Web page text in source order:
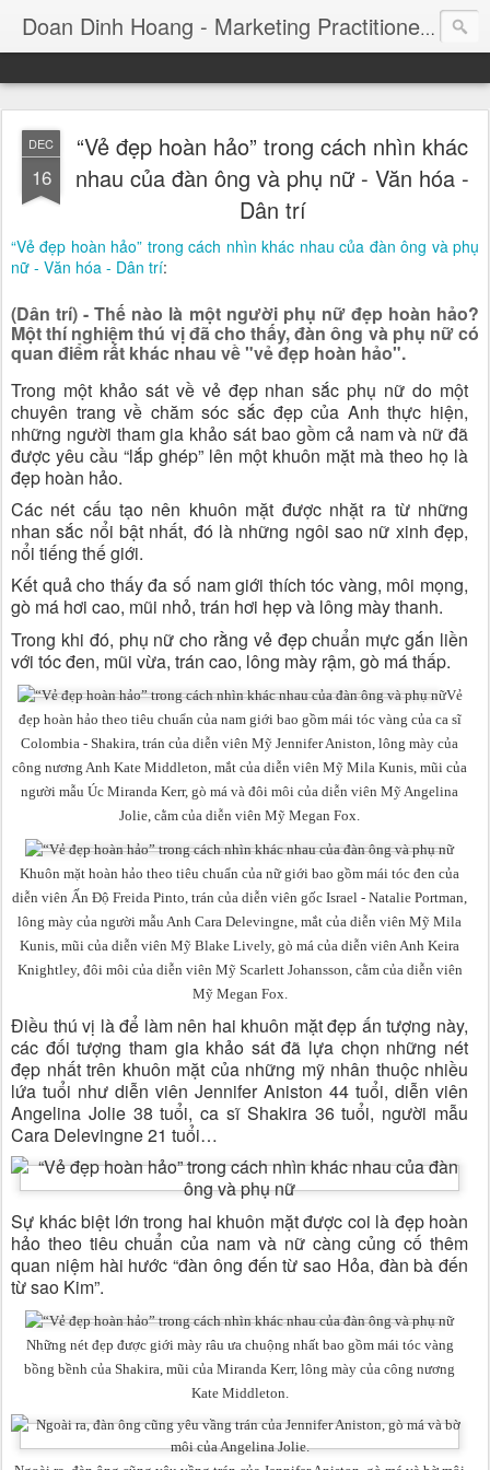
Doan Dinh Hoang - Marketing Practitioner
DEC
16
“Vẻ đẹp hoàn hảo” trong cách nhìn khác
nhau của đàn ông và phụ nữ - Văn hóa -
Dân trí
“Vẻ đẹp hoàn hảo” trong cách nhìn khác nhau của đàn ông và phụ
nữ - Văn hóa - Dân trí:
(Dân trí) - Thế nào là một người phụ nữ đẹp hoàn hảo?
Một thí nghiệm thú vị đã cho thấy, đàn ông và phụ nữ có
quan điểm rất khác nhau về "vẻ đẹp hoàn hảo".
Trong một khảo sát về vẻ đẹp nhan sắc phụ nữ do một
chuyên trang về chăm sóc sắc đẹp của Anh thực hiện,
những người tham gia khảo sát bao gồm cả nam và nữ đã
được yêu cầu “lắp ghép” lên một khuôn mặt mà theo họ là
đẹp hoàn hảo.
Các nét cấu tạo nên khuôn mặt được nhặt ra từ những
nhan sắc nổi bật nhất, đó là những ngôi sao nữ xinh đẹp,
nổi tiếng thế giới.
Kết quả cho thấy đa số nam giới thích tóc vàng, môi mọng,
gò má hơi cao, mũi nhỏ, trán hơi hẹp và lông mày thanh.
Trong khi đó, phụ nữ cho rằng vẻ đẹp chuẩn mực gắn liền
với tóc đen, mũi vừa, trán cao, lông mày rậm, gò má thấp.
Vẻ
đẹp hoàn hảo theo tiêu chuẩn của nam giới bao gồm mái tóc vàng của ca sĩ
Colombia - Shakira, trán của diễn viên Mỹ Jennifer Aniston, lông mày của
công nương Anh Kate Middleton, mắt của diễn viên Mỹ Mila Kunis, mũi của
người mẫu Úc Miranda Kerr, gò má và đôi môi của diễn viên Mỹ Angelina
Jolie, cằm của diễn viên Mỹ Megan Fox.
Khuôn mặt hoàn hảo theo tiêu chuẩn của nữ giới bao gồm mái tóc đen của
diễn viên Ấn Độ Freida Pinto, trán của diễn viên gốc Israel - Natalie Portman,
lông mày của người mẫu Anh Cara Delevingne, mắt của diễn viên Mỹ Mila
Kunis, mũi của diễn viên Mỹ Blake Lively, gò má của diễn viên Anh Keira
Knightley, đôi môi của diễn viên Mỹ Scarlett Johansson, cằm của diễn viên
Mỹ Megan Fox.
Điều thú vị là để làm nên hai khuôn mặt đẹp ấn tượng này,
các đối tượng tham gia khảo sát đã lựa chọn những nét
đẹp nhất trên khuôn mặt của những mỹ nhân thuộc nhiều
lứa tuổi như diễn viên Jennifer Aniston 44 tuổi, diễn viên
Angelina Jolie 38 tuổi, ca sĩ Shakira 36 tuổi, người mẫu
Cara Delevingne 21 tuổi…
Sự khác biệt lớn trong hai khuôn mặt được coi là đẹp hoàn
hảo theo tiêu chuẩn của nam và nữ càng củng cố thêm
quan niệm hài hước “đàn ông đến từ sao Hỏa, đàn bà đến
từ sao Kim”.
Những nét đẹp được giới mày râu ưa chuộng nhất bao gồm mái tóc vàng
bồng bềnh của Shakira, mũi của Miranda Kerr, lông mày của công nương
Kate Middleton.